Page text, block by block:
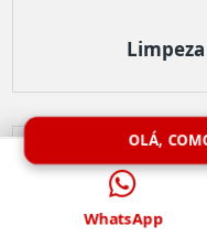
OLÁ,
WhatsApp